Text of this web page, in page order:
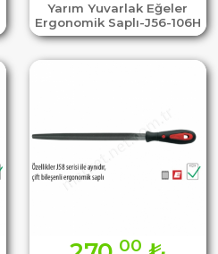
Yarım Yuvarlak Eğeler
Ergonomik Saplı-J56-106H
00